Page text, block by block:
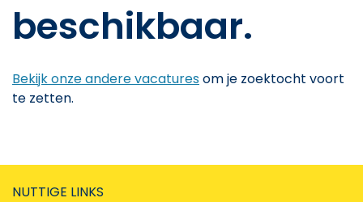
beschikbaar.
Bekijk onze andere vacaturesom je zoektocht voort
te zetten.
NUTTIGE LINKS